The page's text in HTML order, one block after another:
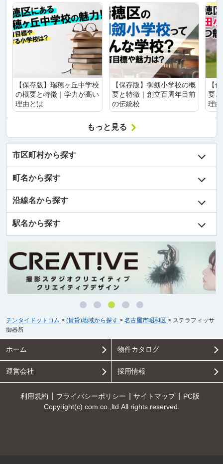
【保存版】瑞穂ヶ丘中学校
の概要と特徴｜学力が高い
理由とは
【保存版】御劔小学校の概
要と特徴｜創立百周年目前
の伝統校
【
要
理
もっと見る
市区町村から探す
町名から探す
沿線名から探す
駅名から探す
チンタイドットコム > (賃貸)地域から探す > 名古屋市昭和区 > ステラフィッサ
御器所
ホーム 物件カタログ
運営会社 採用情報
利用規約 プライバシーポリシー サイトマップ
PC版
Copyright(c) com.co.,ltd All rights reserved.